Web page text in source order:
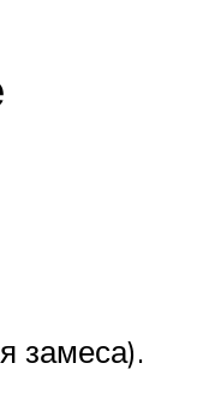
замеса).